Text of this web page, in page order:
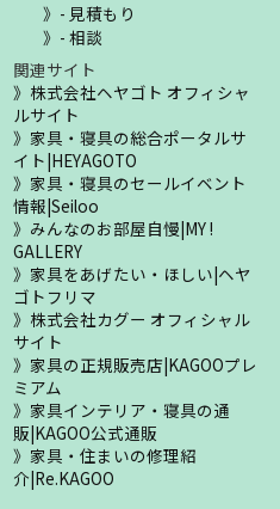
- 見積もり
- 相談
関連サイト
株式会社ヘヤゴト オフィシャ
ルサイト
家具・寝具の総合ポータルサ
イト|HEYAGOTO
家具・寝具のセールイベント
情報|Seiloo
みんなのお部屋自慢|MY !
GALLERY
家具をあげたい・ほしい|ヘヤ
ゴトフリマ
株式会社カグー オフィシャル
サイト
家具の正規販売店|KAGOOプレ
ミアム
家具インテリア・寝具の通
販|KAGOO公式通販
家具・住まいの修理紹
介|Re.KAGOO